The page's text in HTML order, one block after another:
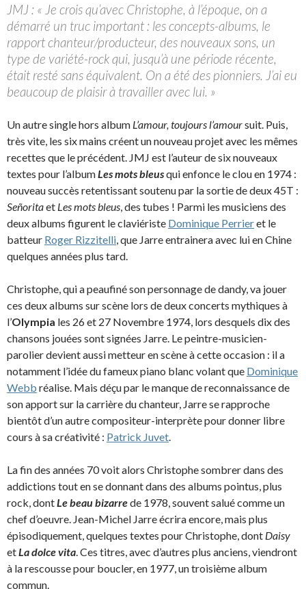
JMJ : « Je crois qu’avec Christophe, à l’époque, on a
démarré un truc important : les concepts-albums, le
rapport chanteur/producteur, des nouveaux sons, un
type de variété-rock qui, jusqu’à une période récente,
était resté sans équivalent. On a été des pionniers. J’ai eu
beaucoup de plaisir à travailler avec lui. »
Un autre single hors album L’amour, toujours l’amoursuit. Puis,
très vite, les six mains créent un nouveau projet avec les mêmes
recettes que le précédent. JMJ est l’auteur de six nouveaux
textes pour l’albumLes mots bleusqui enfonce le clou en 1974 :
nouveau succès retentissant soutenu par la sortie de deux 45T :
Señoritaet Les mots bleus, des tubes ! Parmi les musiciens des
deux albums figurent le claviériste Dominique Perrieret le
batteur Roger Rizzitelli, que Jarre entrainera avec lui en Chine
quelques années plus tard.
Christophe, qui a peaufiné son personnage de dandy, va jouer
ces deux albums sur scène lors de deux concerts mythiques à
l’Olympia les 26 et 27 Novembre 1974, lors desquels dix des
chansons jouées sont signées Jarre. Le peintre-musicien-
parolier devient aussi metteur en scène à cette occasion : il a
notamment l’idée du fameux piano blanc volant que Dominique
Webb réalise. Mais déçu par le manque de reconnaissance de
son apport sur la carrière du chanteur, Jarre se rapproche
bientôt d’un autre compositeur-interprète pour donner libre
cours à sa créativité : Patrick Juvet.
La fin des années 70 voit alors Christophe sombrer dans des
addictions tout en se donnant dans des albums pointus, plus
rock, dontLe beau bizarrede 1978, souvent salué comme un
chef d’oeuvre. Jean-Michel Jarre écrira encore, mais plus
épisodiquement, quelques textes pour Christophe, dont Daisy
etLa dolce vita. Ces titres, avec d’autres plus anciens, viendront
à la rescousse pour boucler, en 1977, un troisième album
commun.